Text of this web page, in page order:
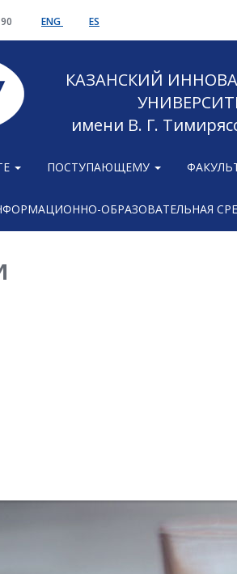
ENG ES
КАЗАНСКИЙ
имени В. Г.
ПОСТУПАЮЩЕМУ
ОБРАЗОВАТЕЛЬНАЯ